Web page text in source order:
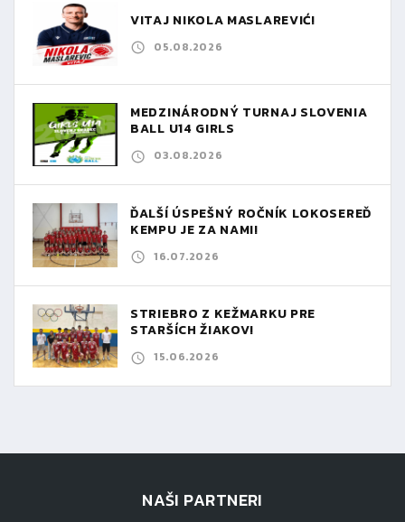
VITAJ NIKOLA MASLAREVIĆ!
05.08.2026
MEDZINÁRODNÝ TURNAJ SLOVENIA
BALL U14 GIRLS
03.08.2026
ĎALŠÍ ÚSPEŠNÝ ROČNÍK LOKOSEREĎ
KEMPU JE ZA NAMI!
16.07.2026
STRIEBRO Z KEŽMARKU PRE
STARŠÍCH ŽIAKOV!
15.06.2026
NAŠI PARTNERI